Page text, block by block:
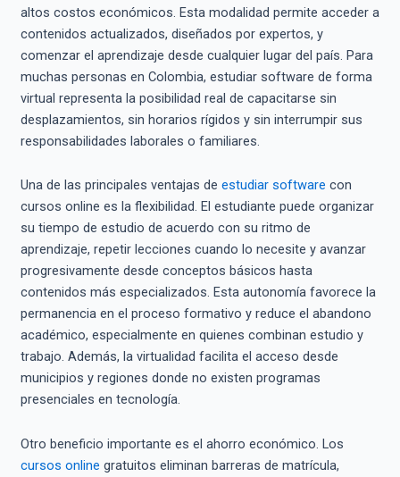
altos costos económicos. Esta modalidad permite acceder a
contenidos actualizados, diseñados por expertos, y
comenzar el aprendizaje desde cualquier lugar del país. Para
muchas personas en Colombia, estudiar software de forma
virtual representa la posibilidad real de capacitarse sin
desplazamientos, sin horarios rígidos y sin interrumpir sus
responsabilidades laborales o familiares.
Una de las principales ventajas de estudiar software con
cursos online es la flexibilidad. El estudiante puede organizar
su tiempo de estudio de acuerdo con su ritmo de
aprendizaje, repetir lecciones cuando lo necesite y avanzar
progresivamente desde conceptos básicos hasta
contenidos más especializados. Esta autonomía favorece la
permanencia en el proceso formativo y reduce el abandono
académico, especialmente en quienes combinan estudio y
trabajo. Además, la virtualidad facilita el acceso desde
municipios y regiones donde no existen programas
presenciales en tecnología.
Otro beneficio importante es el ahorro económico. Los
cursos online gratuitos eliminan barreras de matrícula,